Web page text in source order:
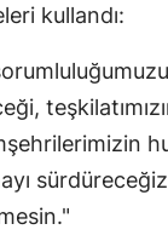
kullandı: